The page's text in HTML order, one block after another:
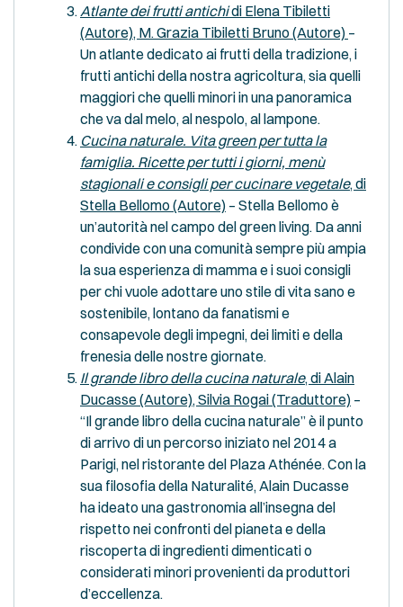
Atlante dei frutti antichidi Elena Tibiletti
(Autore), M. Grazia Tibiletti Bruno (Autore) –
Un atlante dedicato ai frutti della tradizione, i
frutti antichi della nostra agricoltura, sia quelli
maggiori che quelli minori in una panoramica
che va dal melo, al nespolo, al lampone.
Cucina naturale. Vita green per tutta la
famiglia. Ricette per tutti i giorni, menù
stagionali e consigli per cucinare vegetale, di
Stella Bellomo (Autore) – Stella Bellomo è
un’autorità nel campo del green living. Da anni
condivide con una comunità sempre più ampia
la sua esperienza di mamma e i suoi consigli
per chi vuole adottare uno stile di vita sano e
sostenibile, lontano da fanatismi e
consapevole degli impegni, dei limiti e della
frenesia delle nostre giornate.
Il grande libro della cucina naturale, di Alain
Ducasse (Autore), Silvia Rogai (Traduttore) –
“Il grande libro della cucina naturale” è il punto
di arrivo di un percorso iniziato nel 2014 a
Parigi, nel ristorante del Plaza Athénée. Con la
sua filosofia della Naturalité, Alain Ducasse
ha ideato una gastronomia all’insegna del
rispetto nei confronti del pianeta e della
riscoperta di ingredienti dimenticati o
considerati minori provenienti da produttori
d’eccellenza.